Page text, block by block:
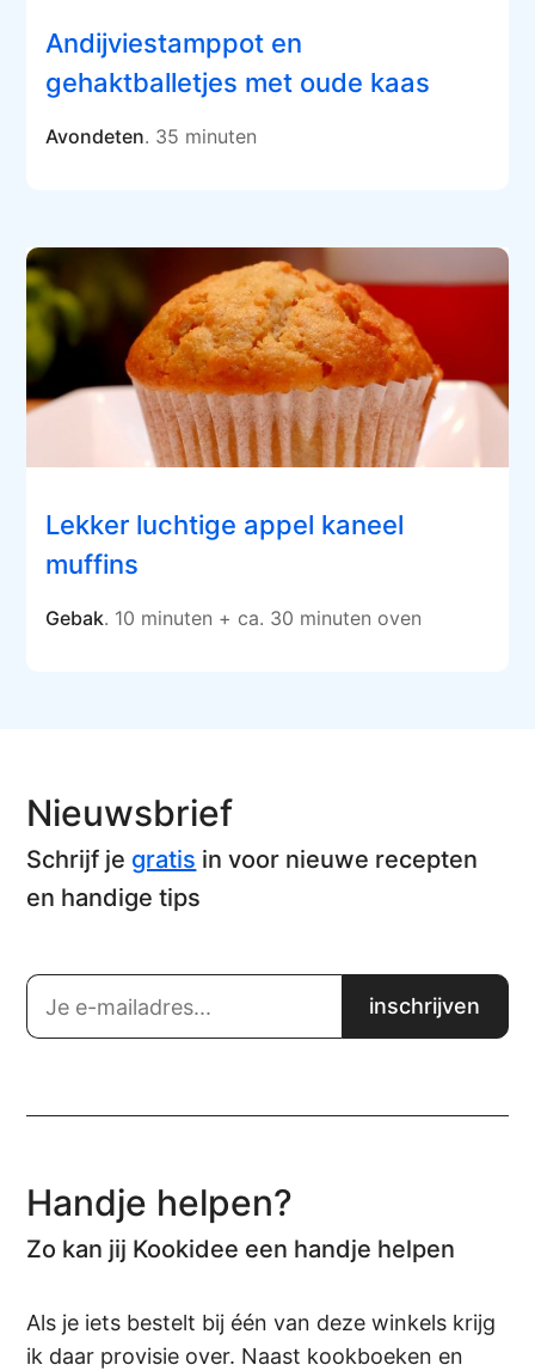
Andijviestamppot en
gehaktballetjes met oude kaas
Avondeten. 35 minuten
Lekker luchtige appel kaneel
muffins
Gebak. 10 minuten + ca. 30 minuten oven
Nieuwsbrief
Schrijf je gratis in voor nieuwe recepten
en handige tips
Handje helpen?
Zo kan jij Kookidee een handje helpen
Als je iets bestelt bij één van deze winkels krijg
ik daar provisie over. Naast kookboeken en